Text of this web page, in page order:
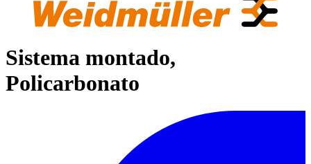
Sistema montado,
Policarbonato